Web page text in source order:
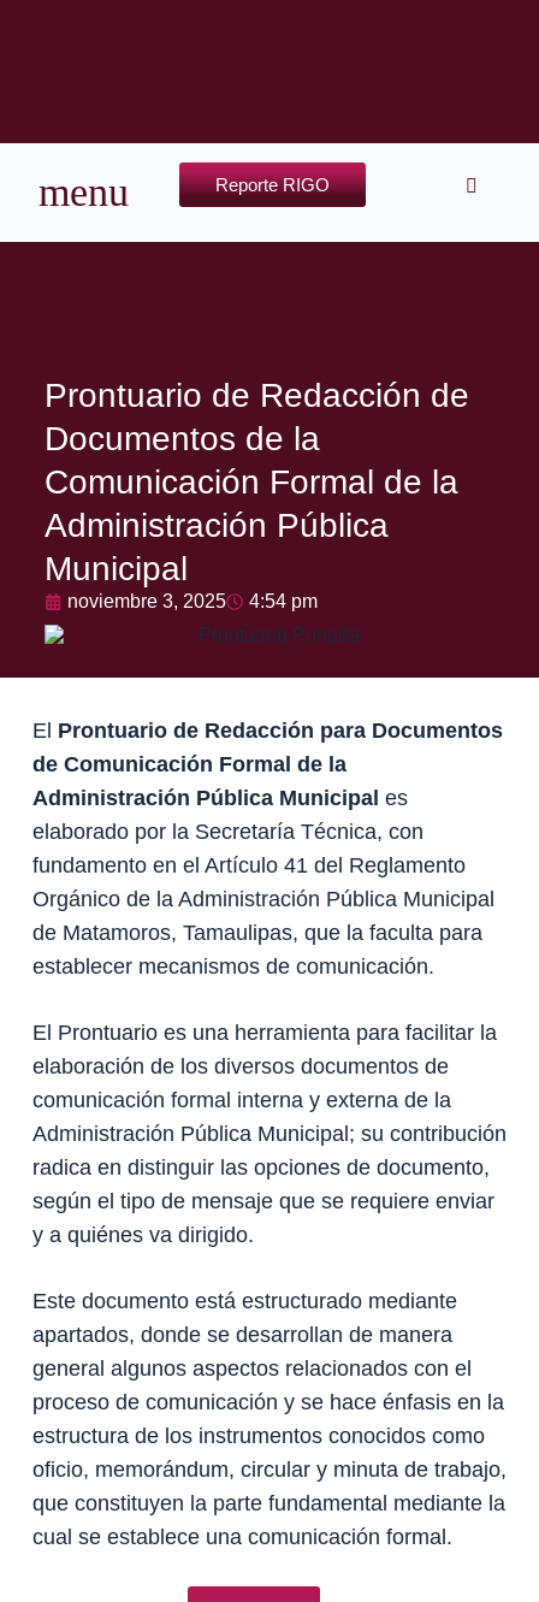
Reporte RIGO
Prontuario de Redacción de
Documentos de la
Comunicación Formal de la
Administración Pública
Municipal
noviembre 3, 2025 4:54 pm
El Prontuario de Redacción para Documentos
de Comunicación Formal de la
Administración Pública Municipal es
elaborado por la Secretaría Técnica, con
fundamento en el Artículo 41 del Reglamento
Orgánico de la Administración Pública Municipal
de Matamoros, Tamaulipas, que la faculta para
establecer mecanismos de comunicación.
El Prontuario es una herramienta para facilitar la
elaboración de los diversos documentos de
comunicación formal interna y externa de la
Administración Pública Municipal; su contribución
radica en distinguir las opciones de documento,
según el tipo de mensaje que se requiere enviar
y a quiénes va dirigido.
Este documento está estructurado mediante
apartados, donde se desarrollan de manera
general algunos aspectos relacionados con el
proceso de comunicación y se hace énfasis en la
estructura de los instrumentos conocidos como
oficio, memorándum, circular y minuta de trabajo,
que constituyen la parte fundamental mediante la
cual se establece una comunicación formal.